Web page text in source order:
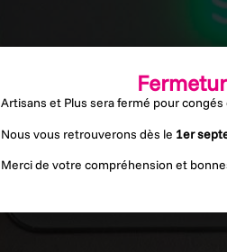
Artisans et Plus sera fermé pour congés
Nous vous retrouverons dès le 1er
Merci de votre compréhension et